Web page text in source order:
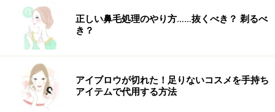
一回転させる事でねじれ、オシャレな印象になる
5. 4の毛束の毛先を、輪ゴムの結び目の内側をくぐらせ
正しい鼻毛処理のやり方……抜くべき？ 剃るべ
き？
アイブロウが切れた！足りないコスメを手持ち
アイテムで代用する方法